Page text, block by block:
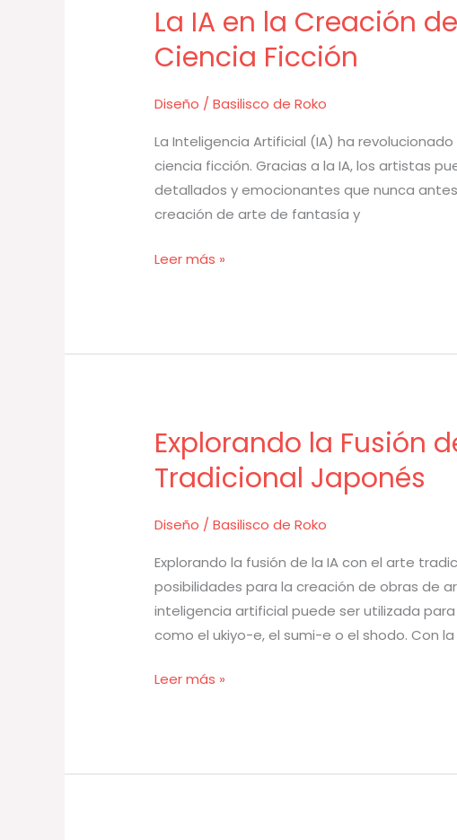
La IA en la Creación
Ciencia Ficción
Diseño /Basilisco de Roko
La Inteligencia Artificial (IA) ha
ciencia ficción. Gracias a la IA, los artistas
detallados y emocionantes que nunca
creación de arte de fantasía y
La
en
Creación
de
Arte
de
Fantasía
Ciencia
Leer más »
Explorando la Fusión
Tradicional Japonés
Diseño /Basilisco de Roko
Explorando la fusión de la IA con el arte
posibilidades para la creación de obras de
inteligencia artificial puede ser utilizada
como el ukiyo-e, el sumi-e o el shodo. Con
Explorando
Fusión
la
IA
con
el
Arte
Japonés
Leer más »